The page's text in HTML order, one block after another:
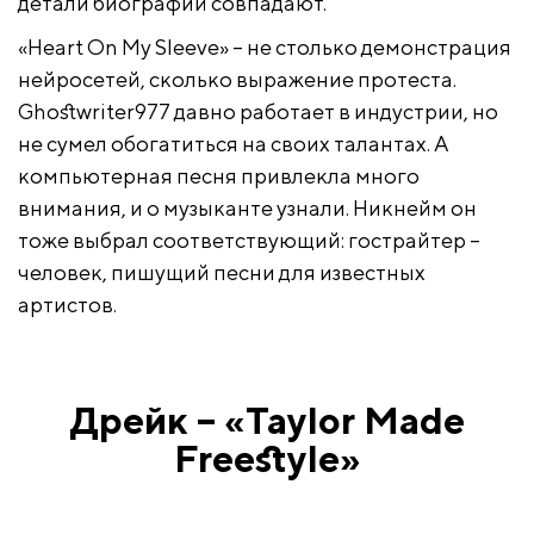
«Heart On My Sleeve» – не столько демонстрация
нейросетей, сколько выражение протеста.
Ghostwriter977 давно работает в индустрии, но
не сумел обогатиться на своих талантах. А
компьютерная песня привлекла много
внимания, и о музыканте узнали. Никнейм он
тоже выбрал соответствующий: гострайтер –
человек, пишущий песни для известных
артистов.
Дрейк – «Taylor Made
Freestyle»